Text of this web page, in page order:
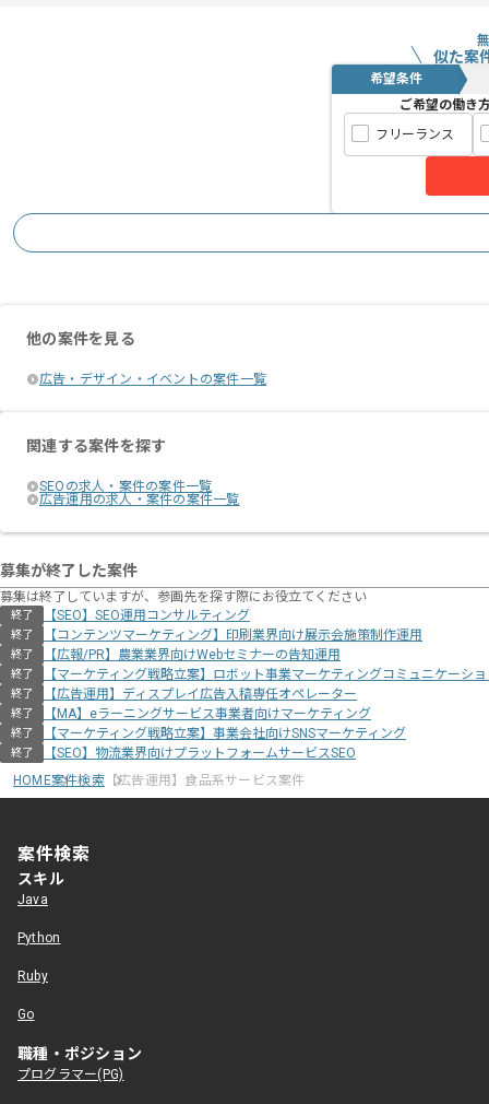
似た案
希望条件
ご希望の働き
フリーランス
他の案件を見る
広告・デザイン・イベントの案件一覧
関連する案件を探す
SEOの求人・案件の案件一覧
広告運用の求人・案件の案件一覧
募集が終了した案件
募集は終了していますが、参画先を探す際にお役立てください
終了 【SEO】SEO運用コンサルティング
終了 【コンテンツマーケティング】印刷業界向け展示会施策制作運用
終了 【広報/PR】農業業界向けWebセミナーの告知運用
終了 【マーケティング戦略立案】ロボット事業マーケティングコミュニケーシ
終了 【広告運用】ディスプレイ広告入稿専任オペレーター
終了 【MA】eラーニングサービス事業者向けマーケティング
終了 【マーケティング戦略立案】事業会社向けSNSマーケティング
終了
【SEO】物流業界向けプラットフォームサービスSEO
HOME案件検索【広告運用】食品系サービス案件
案件検索
スキル
Java
Python
Ruby
Go
職種・ポジション
プログラマー(PG)